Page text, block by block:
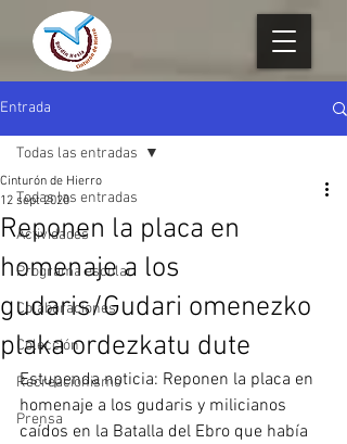
Entrada
Todas las entradas
Actividades
Programa escolar
Colaboraciones
Colección
Recreacionismo
Prensa
Todas las entradas
Reponen la placa en
homenaje a los
gudaris/Gudari omenezko
plaka ordezkatu dute
Cinturón de Hierro
12 sept 2020
Estupenda noticia: Reponen la placa en
homenaje a los gudaris y milicianos
caídos en la Batalla del Ebro que había